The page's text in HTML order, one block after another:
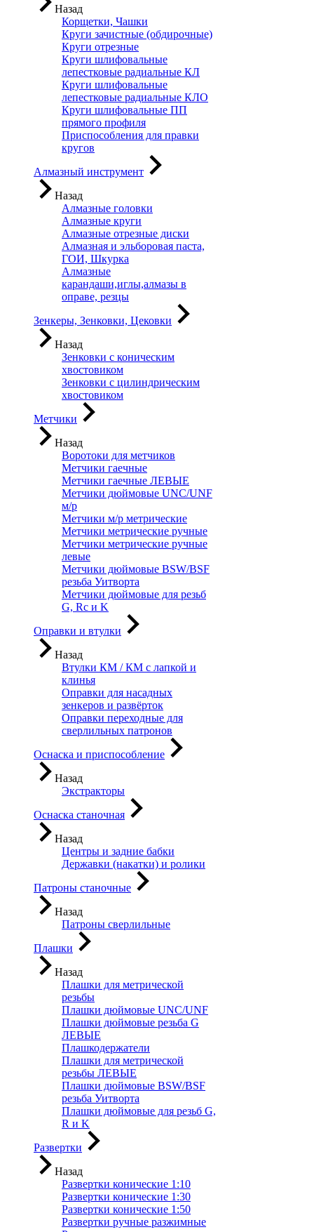
Назад
Корщетки, Чашки
Круги зачистные (обдирочные)
Круги отрезные
Круги шлифовальные
лепестковые радиальные КЛ
Круги шлифовальные
лепестковые радиальные КЛО
Круги шлифовальные ПП
прямого профиля
Приспособления для правки
кругов
Алмазный инструмент
Назад
Алмазные головки
Алмазные круги
Алмазные отрезные диски
Алмазная и эльборовая паста,
ГОИ, Шкурка
Алмазные
карандаши,иглы,алмазы в
оправе, резцы
Зенкеры, Зенковки, Цековки
Назад
Зенковки с коническим
хвостовиком
Зенковки с цилиндрическим
хвостовиком
Метчики
Назад
Воротоки для метчиков
Метчики гаечные
Метчики гаечные ЛЕВЫЕ
Метчики дюймовые UNC/UNF
м/р
Метчики м/р метрические
Метчики метрические ручные
Метчики метрические ручные
левые
Метчики дюймовые BSW/BSF
резьба Уитворта
Метчики дюймовые для резьб
G, Rc и K
Оправки и втулки
Назад
Втулки КМ / КМ с лапкой и
клинья
Оправки для насадных
зенкеров и развёрток
Оправки переходные для
сверлильных патронов
Оснаска и приспособление
Назад
Экстракторы
Оснаска станочная
Назад
Центры и задние бабки
Державки (накатки) и ролики
Патроны станочные
Назад
Патроны сверлильные
Плашки
Назад
Плашки для метрической
резьбы
Плашки дюймовые UNC/UNF
Плашки дюймовые резьба G
ЛЕВЫЕ
Плашкодержатели
Плашки для метрической
резьбы ЛЕВЫЕ
Плашки дюймовые BSW/BSF
резьба Уитворта
Плашки дюймовые для резьб G,
R и K
Развертки
Назад
Развертки конические 1:10
Развертки конические 1:30
Развертки конические 1:50
Развертки ручные разжимные